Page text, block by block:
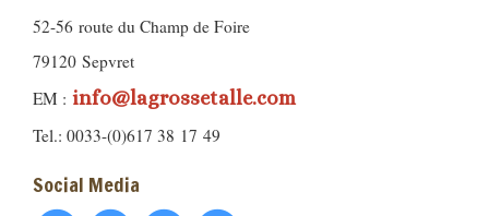
52-56 route du Champ de Foire
79120 Sepvret
EM : info@lagrossetalle.com
Tel.: 0033-(0)617 38 17 49
Social Media